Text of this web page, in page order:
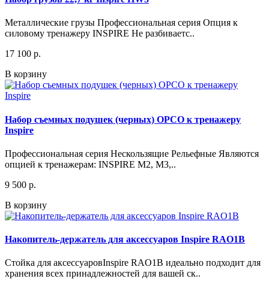
Металлические грузы Профессиональная серия Опция к
силовому тренажеру INSPIRE Не разбиваетс..
17 100 р.
В корзину
Набор съемных подушек (черных) OPCO к тренажеру
Inspire
Профессиональная серия Нескользящие Рельефные Являются
опцией к тренажерам: INSPIRE M2, M3,..
9 500 р.
В корзину
Накопитель-держатель для аксессуаров Inspire RAO1B
Cтойка для аксессуаровInspire RAO1B идеально подходит для
хранения всех принадлежностей для вашей ск..